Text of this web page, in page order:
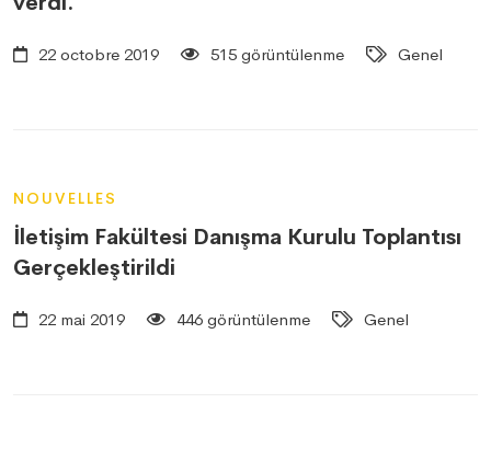
22 octobre 2019 515 görüntülenme Genel
NOUVELLES
İletişim Fakültesi Danışma Kurulu Toplantısı
Gerçekleştirildi
22 mai 2019 446 görüntülenme Genel